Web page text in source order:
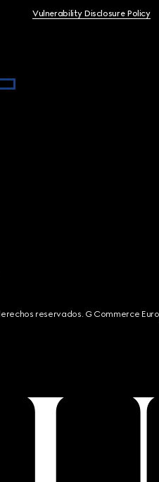
Vulnerability Disclosure Policy
reservados. G Commerce